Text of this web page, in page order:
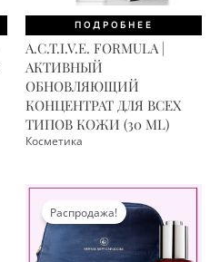
ПОДРОБНЕЕ
A.C.T.I.V.E. FORMULA |
АКТИВНЫЙ
ОБНОВЛЯЮЩИЙ
КОНЦЕНТРАТ ДЛЯ ВСЕХ
ТИПОВ КОЖИ (30 ML)
Косметика
Распродажа!